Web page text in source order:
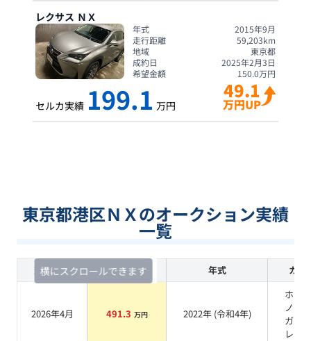
レクサス ＮＸ
年式
2015年9月
走行距離
59,203km
地域
東京都
成約日
2025年2月3日
希望金額
150.0万円
セルカ実績 199.1 万円
49.1
万円UP
東京都港区ＮＸのオークション実績
一覧
横にスクロールできます
査定時期 セルカ実績 年式 カラ
2026年4月 491.3 万円 2022年 (令和4年)
ホワ
ノー
ガラ
レーク